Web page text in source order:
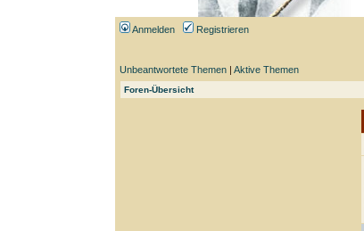
Anmelden Registrieren
Unbeantwortete Themen |Aktive Themen
Foren-Übersicht